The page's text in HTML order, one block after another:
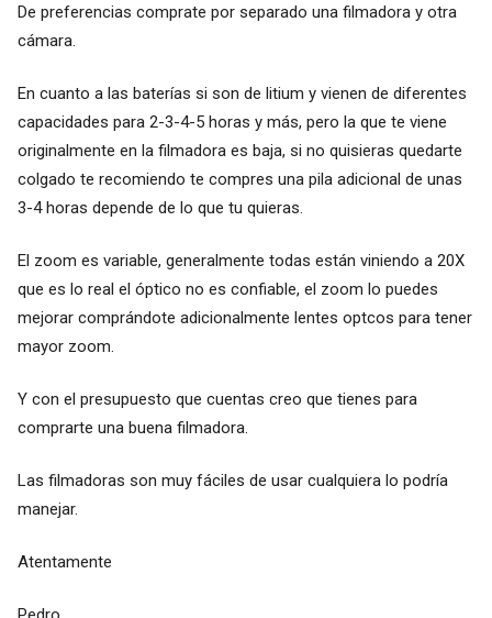
De preferencias comprate por separado una filmadora y otra
cámara.
En cuanto a las baterías si son de litium y vienen de diferentes
capacidades para 2-3-4-5 horas y más, pero la que te viene
originalmente en la filmadora es baja, si no quisieras quedarte
colgado te recomiendo te compres una pila adicional de unas
3-4 horas depende de lo que tu quieras.
El zoom es variable, generalmente todas están viniendo a 20X
que es lo real el óptico no es confiable, el zoom lo puedes
mejorar comprándote adicionalmente lentes optcos para tener
mayor zoom.
Y con el presupuesto que cuentas creo que tienes para
comprarte una buena filmadora.
Las filmadoras son muy fáciles de usar cualquiera lo podría
manejar.
Atentamente